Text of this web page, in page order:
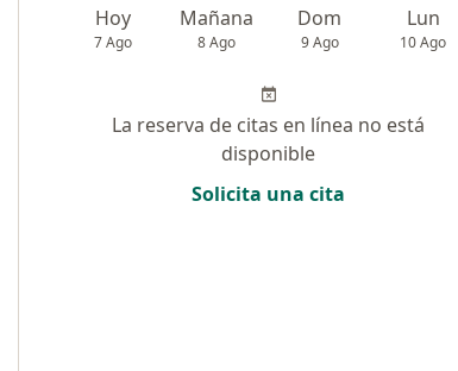
Hoy
7 Ago
Mañana
8 Ago
Dom
9 Ago
Lun
10 Ago
La reserva de citas en línea no está
disponible
Solicita una cita